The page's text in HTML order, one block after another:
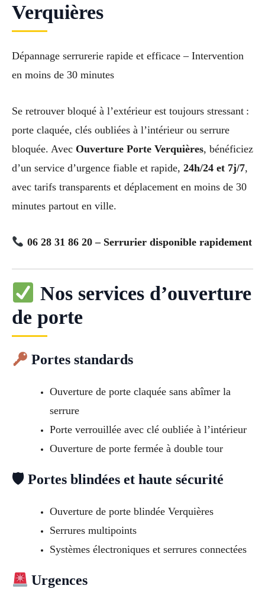
Verquières
Dépannage serrurerie rapide et efficace – Intervention
en moins de 30 minutes
Se retrouver bloqué à l’extérieur est toujours stressant :
porte claquée, clés oubliées à l’intérieur ou serrure
bloquée. Avec Ouverture Porte Verquières, bénéficiez
d’un service d’urgence fiable et rapide, 24h/24 et 7j/7,
avec tarifs transparents et déplacement en moins de 30
minutes partout en ville.
06 28 31 86 20 – Serrurier disponible rapidement
Nos services d’ouverture
de porte
Portes standards
Ouverture de porte claquée sans abîmer la
serrure
Porte verrouillée avec clé oubliée à l’intérieur
Ouverture de porte fermée à double tour
🛡 Portes blindées et haute sécurité
Ouverture de porte blindée Verquières
Serrures multipoints
Systèmes électroniques et serrures connectées
Urgences